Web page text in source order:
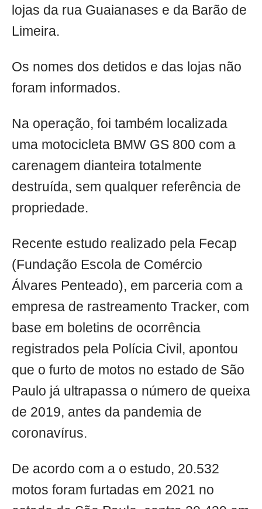
lojas da rua Guaianases e da Barão de
Limeira.
Os nomes dos detidos e das lojas não
foram informados.
Na operação, foi também localizada
uma motocicleta BMW GS 800 com a
carenagem dianteira totalmente
destruída, sem qualquer referência de
propriedade.
Recente estudo realizado pela Fecap
(Fundação Escola de Comércio
Álvares Penteado), em parceria com a
empresa de rastreamento Tracker, com
base em boletins de ocorrência
registrados pela Polícia Civil, apontou
que o furto de motos no estado de São
Paulo já ultrapassa o número de queixa
de 2019, antes da pandemia de
coronavírus.
De acordo com a o estudo, 20.532
motos foram furtadas em 2021 no